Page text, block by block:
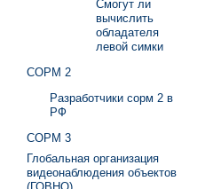
Смогут ли
вычислить
обладателя
левой симки
СОРМ 2
Разработчики сорм 2 в
РФ
СОРМ 3
Глобальная организация
видеонаблюдения объектов